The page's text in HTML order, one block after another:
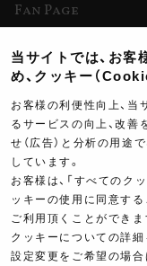
Fan Page
ヨシムラTV
イベント情報
イベントスケジュール
ツーリングブレイクタイ
製品ポスター
当サイトでは、お
め、クッキー（
お客様の利便性向上、当
るサービスの向上、改善
せ（広告）と分析の用途
しています。
お客様は、「すべてのク
ッキーの使用に同意す
ご利用頂くことができま
クッキーについての詳
設定変更をご希望の場合